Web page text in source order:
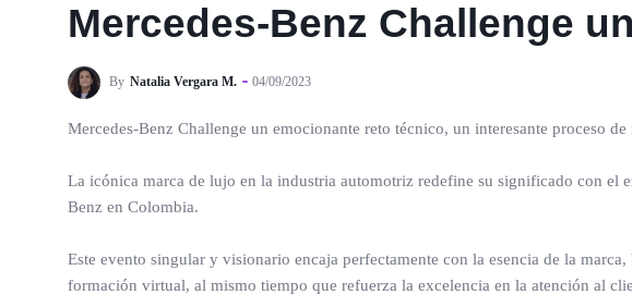
Mercedes-Benz Challenge
By Natalia Vergara M. 04/09/2023
Mercedes-Benz Challenge un emocionante reto técnico, un interesante proceso
La icónica marca de lujo en la industria automotriz redefine su significado con el
Benz en Colombia.
Este evento singular y visionario encaja perfectamente con la esencia de la
formación virtual, al mismo tiempo que refuerza la excelencia en la atención al